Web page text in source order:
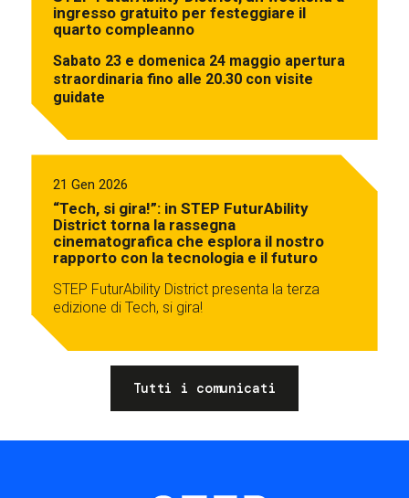
ingresso gratuito per festeggiare il
quarto compleanno
Sabato 23 e domenica 24 maggio apertura
straordinaria fino alle 20.30 con visite
guidate
21 Gen 2026
“Tech, si gira!”: in STEP FuturAbility
District torna la rassegna
cinematografica che esplora il nostro
rapporto con la tecnologia e il futuro
STEP FuturAbility District presenta la terza
edizione di Tech, si gira!
Tutti i comunicati